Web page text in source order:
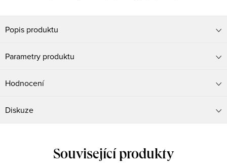
Popis produktu
Parametry produktu
Hodnocení
Diskuze
Související produkty